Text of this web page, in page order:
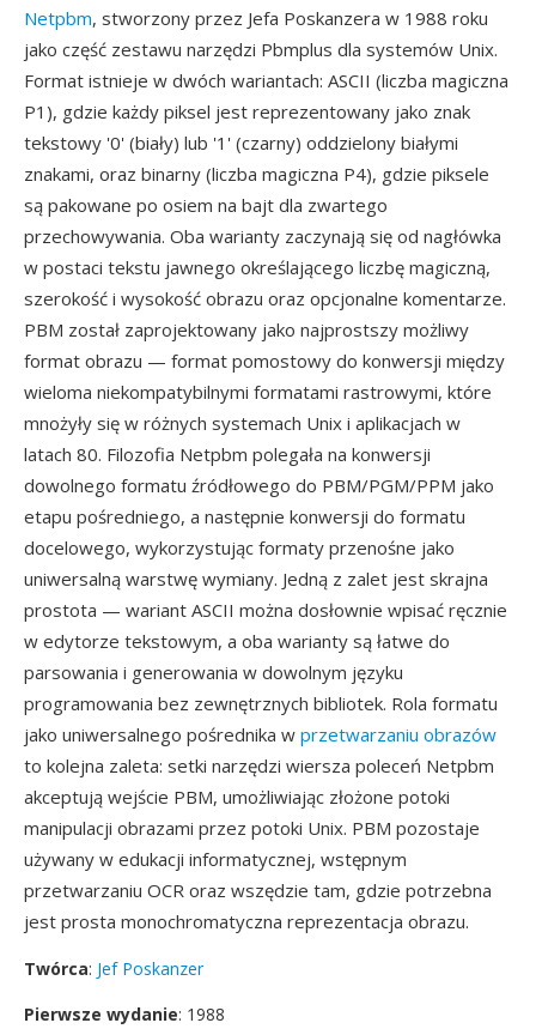
Netpbm, stworzony przez Jefa Poskanzera w 1988 roku
jako część zestawu narzędzi Pbmplus dla systemów Unix.
Format istnieje w dwóch wariantach: ASCII (liczba magiczna
P1), gdzie każdy piksel jest reprezentowany jako znak
tekstowy '0' (biały) lub '1' (czarny) oddzielony białymi
znakami, oraz binarny (liczba magiczna P4), gdzie piksele
są pakowane po osiem na bajt dla zwartego
przechowywania. Oba warianty zaczynają się od nagłówka
w postaci tekstu jawnego określającego liczbę magiczną,
szerokość i wysokość obrazu oraz opcjonalne komentarze.
PBM został zaprojektowany jako najprostszy możliwy
format obrazu — format pomostowy do konwersji między
wieloma niekompatybilnymi formatami rastrowymi, które
mnożyły się w różnych systemach Unix i aplikacjach w
latach 80. Filozofia Netpbm polegała na konwersji
dowolnego formatu źródłowego do PBM/PGM/PPM jako
etapu pośredniego, a następnie konwersji do formatu
docelowego, wykorzystując formaty przenośne jako
uniwersalną warstwę wymiany. Jedną z zalet jest skrajna
prostota — wariant ASCII można dosłownie wpisać ręcznie
w edytorze tekstowym, a oba warianty są łatwe do
parsowania i generowania w dowolnym języku
programowania bez zewnętrznych bibliotek. Rola formatu
jako uniwersalnego pośrednika w przetwarzaniu obrazów
to kolejna zaleta: setki narzędzi wiersza poleceń Netpbm
akceptują wejście PBM, umożliwiając złożone potoki
manipulacji obrazami przez potoki Unix. PBM pozostaje
używany w edukacji informatycznej, wstępnym
przetwarzaniu OCR oraz wszędzie tam, gdzie potrzebna
jest prosta monochromatyczna reprezentacja obrazu.
Twórca: Jef Poskanzer
Pierwsze wydanie: 1988